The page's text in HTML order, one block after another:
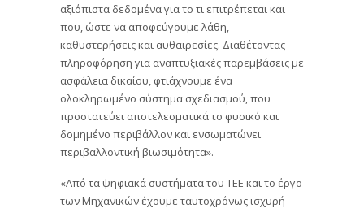
αξιόπιστα δεδομένα για το τι επιτρέπεται και
που, ώστε να αποφεύγουμε λάθη,
καθυστερήσεις και αυθαιρεσίες. Διαθέτοντας
πληροφόρηση για αναπτυξιακές παρεμβάσεις με
ασφάλεια δικαίου, φτιάχνουμε ένα
ολοκληρωμένο σύστημα σχεδιασμού, που
προστατεύει αποτελεσματικά το φυσικό και
δομημένο περιβάλλον και ενσωματώνει
περιβαλλοντική βιωσιμότητα».
«Από τα ψηφιακά συστήματα του ΤΕΕ και το έργο
των Μηχανικών έχουμε ταυτοχρόνως ισχυρή